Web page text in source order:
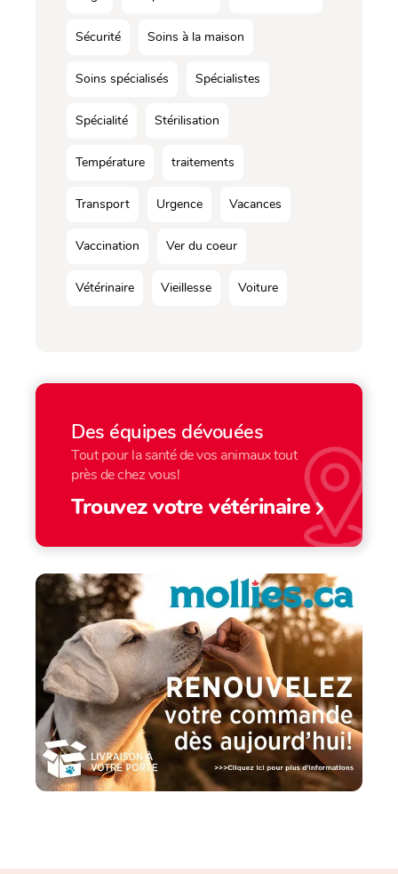
Sécurité Soins à la maison
Soins spécialisés Spécialistes
Spécialité Stérilisation
Température traitements
Transport Urgence Vacances
Vaccination Ver du coeur
Vétérinaire Vieillesse Voiture
Des équipes dévouées
Tout pour la santé de vos animaux tout
près de chez vous!
Trouvez votre vétérinaire